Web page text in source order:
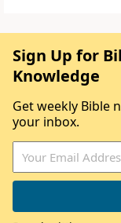
Sign Up for
Knowledge
Get weekly Bible
your inbox.